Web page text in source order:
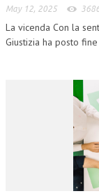
LA RIVISTA
CODICE ETICO
COLLABORA
May 12, 2025
La vicenda Con la
Giustizia ha posto